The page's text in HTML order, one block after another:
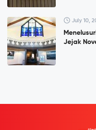
July 10,
Jejak